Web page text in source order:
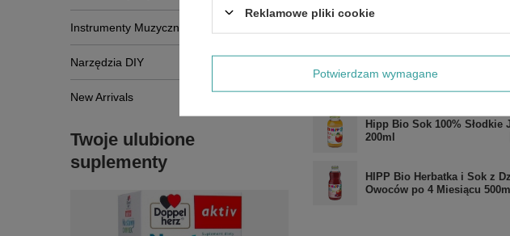
Instrumenty Muzyczne
Narzędzia DIY
New Arrivals
Twoje ulubione
suplementy
Hipp Bio Owocowy
Hipp Bio Sok Jablka-
Miesiącu 200ml
Hipp Bio Sok 100% Słodkie
200ml
HIPP Bio Herbatka i Sok z
Owoców po 4 Miesiącu
Reklamowe pliki cookie
Potwierdzam wymagane